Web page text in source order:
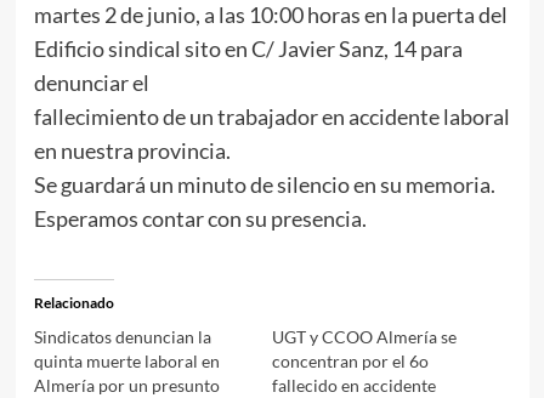
martes 2 de junio, a las 10:00 horas en la puerta del
Edificio sindical sito en C/ Javier Sanz, 14 para
denunciar el
fallecimiento de un trabajador en accidente laboral
en nuestra provincia.
Se guardará un minuto de silencio en su memoria.
Esperamos contar con su presencia.
Relacionado
Sindicatos denuncian la
quinta muerte laboral en
Almería por un presunto
UGT y CCOO Almería se
concentran por el 6o
fallecido en accidente